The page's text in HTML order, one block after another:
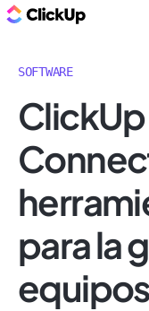
SOFTWARE
para la